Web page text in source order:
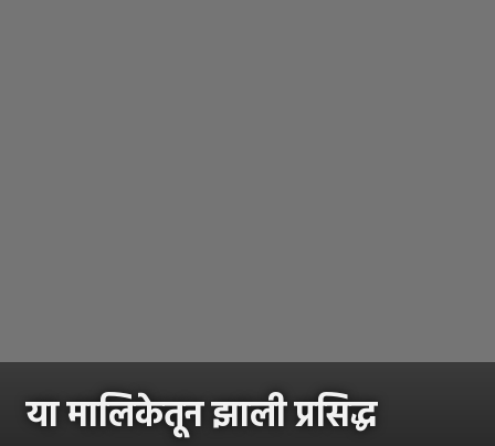
या मालिकेतून झाली प्रसिद्ध